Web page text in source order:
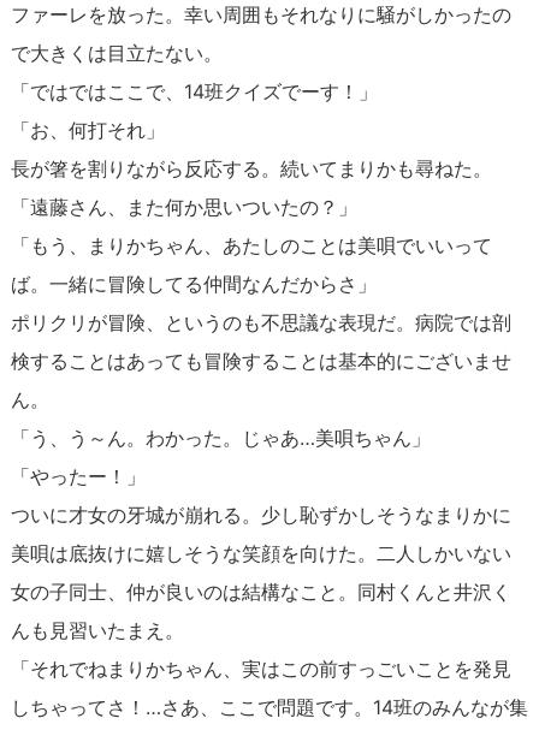
ファーレを放った。幸い周囲もそれなりに騒がしかったの
で大きくは目立たない。
「ではではここで、14班クイズでーす！」
「お、何打それ」
長が箸を割りながら反応する。続いてまりかも尋ねた。
「遠藤さん、また何か思いついたの？」
「もう、まりかちゃん、あたしのことは美唄でいいって
ば。一緒に冒険してる仲間なんだからさ」
ポリクリが冒険、というのも不思議な表現だ。病院では剖
検することはあっても冒険することは基本的にございませ
ん。
「う、う～ん。わかった。じゃあ…美唄ちゃん」
「やったー！」
ついに才女の牙城が崩れる。少し恥ずかしそうなまりかに
美唄は底抜けに嬉しそうな笑顔を向けた。二人しかいない
女の子同士、仲が良いのは結構なこと。同村くんと井沢く
んも見習いたまえ。
「それでねまりかちゃん、実はこの前すっごいことを発見
しちゃってさ！…さあ、ここで問題です。14班のみんなが集